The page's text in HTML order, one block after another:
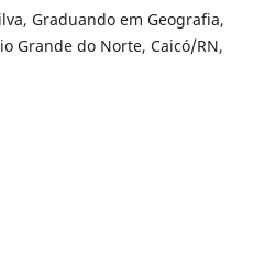
Graduando em Geografia,
Grande do Norte, Caicó/RN,